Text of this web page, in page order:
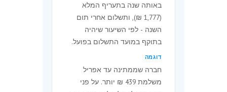
ביטול
תקנות החברות (אגרות פרטי
בטלות.
תחילה
באותה שנה בתעריף המלא
(1,777 ₪), ותשלום אחרי תום
השנה - לפי השיעור שיהיה
בתוקף במועד התשלום בפועל.
דוגמה
חברה שממתינה עד אפריל
משלמת 439 ₪ יותר. על פני